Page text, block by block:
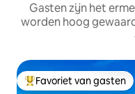
Gasten zijn het
worden hoog
Topfavoriet van gasten
Favoriet van gasten